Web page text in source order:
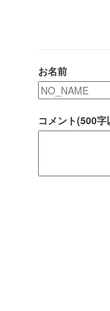
お名前
コメント(500字